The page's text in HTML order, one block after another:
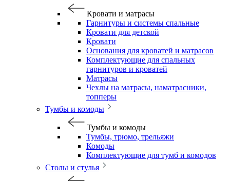
Кровати и матрасы
Гарнитуры и системы спальные
Кровати для детской
Кровати
Основания для кроватей и матрасов
Комплектующие для спальных
гарнитуров и кроватей
Матрасы
Чехлы на матрасы, наматрасники,
топперы
Тумбы и комоды
Тумбы и комоды
Тумбы, трюмо, трельяжи
Комоды
Комплектующие для тумб и комодов
Столы и стулья